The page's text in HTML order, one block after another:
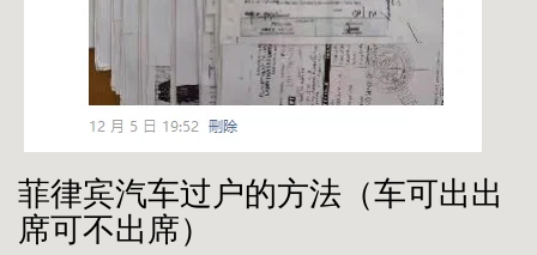
菲律宾汽车过户的方法（车可出出
席可不出席）